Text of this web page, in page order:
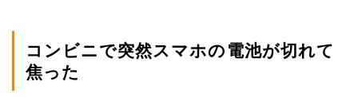
コンビニで突然スマホの電池が切れて
焦った